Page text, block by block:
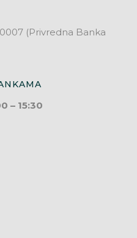
(Privredna Banka
– 15:30